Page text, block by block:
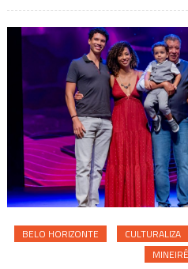
BELO HORIZONTE CULTURALIZA